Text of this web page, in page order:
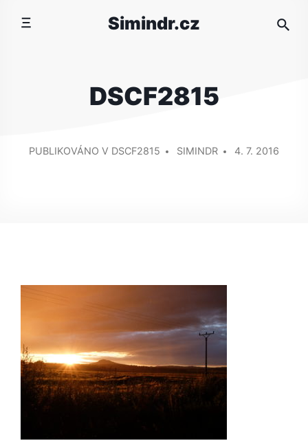
Simindr.cz
DSCF2815
PUBLIKOVÁNO V DSCF2815
SIMINDR
4. 7. 2016